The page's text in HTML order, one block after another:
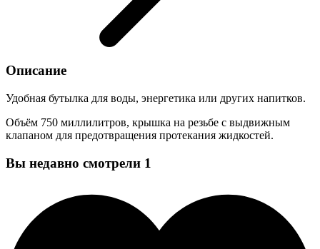
Описание
Удобная бутылка для воды, энергетика или других напитков.
Объём 750 миллилитров, крышка на резьбе с выдвижным
клапаном для предотвращения протекания жидкостей.
Вы недавно смотрели 1